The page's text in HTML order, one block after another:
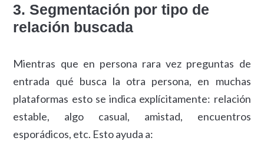
3. Segmentación por tipo de
relación buscada
Mientras que en persona rara vez preguntas de
entrada qué busca la otra persona, en muchas
plataformas esto se indica explícitamente: relación
estable, algo casual, amistad, encuentros
esporádicos, etc. Esto ayuda a: